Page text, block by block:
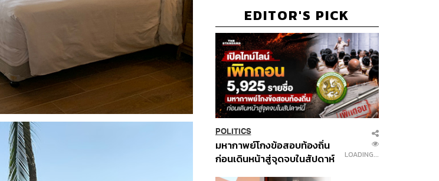
EDITOR'S PICK
POLITICS
มหากาพย์โกงข้อสอบท้องถิ่น
ก่อนเดินหน้าสู่จุดจบในสัปดาห์
LOADING...